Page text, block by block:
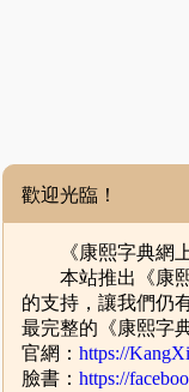
歡迎光臨！
《康熙字典網上
本站推出《康熙
的支持，讓我們仍
最完整的《康熙字
官網：https://
臉書：https://